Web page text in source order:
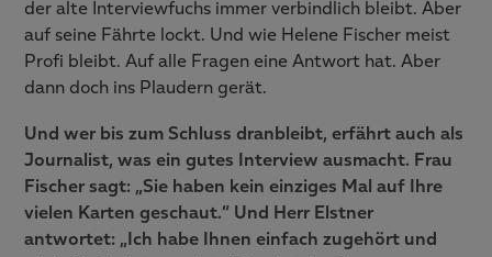
der alte Interviewfuchs immer verbindlich bleibt. Aber
auf seine Fährte lockt. Und wie Helene Fischer meist
Profi bleibt. Auf alle Fragen eine Antwort hat. Aber
dann doch ins Plaudern gerät.
Und wer bis zum Schluss dranbleibt, erfährt auch als
Journalist, was ein gutes Interview ausmacht. Frau
Fischer sagt: „Sie haben kein einziges Mal auf Ihre
vielen Karten geschaut.“ Und Herr Elstner
antwortet: „Ich habe Ihnen einfach zugehört und